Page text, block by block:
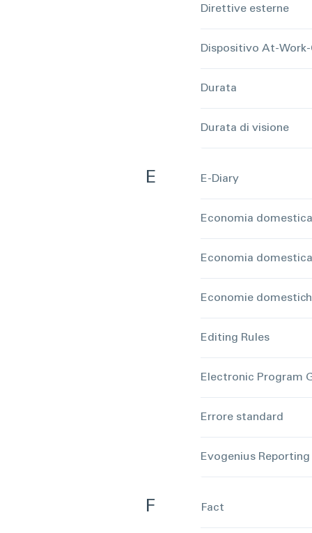
Direttive esterne
Dispositivo At-
Durata
Durata di visione
E E-Diary
Economia domestica
Economia
Economie
Editing Rules
Electronic Program
Errore standard
Evogenius Reporting
F Fact